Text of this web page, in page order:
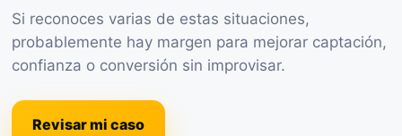
Si reconoces varias de estas situaciones,
probablemente hay margen para mejorar captación,
confianza o conversión sin improvisar.
Revisar mi caso